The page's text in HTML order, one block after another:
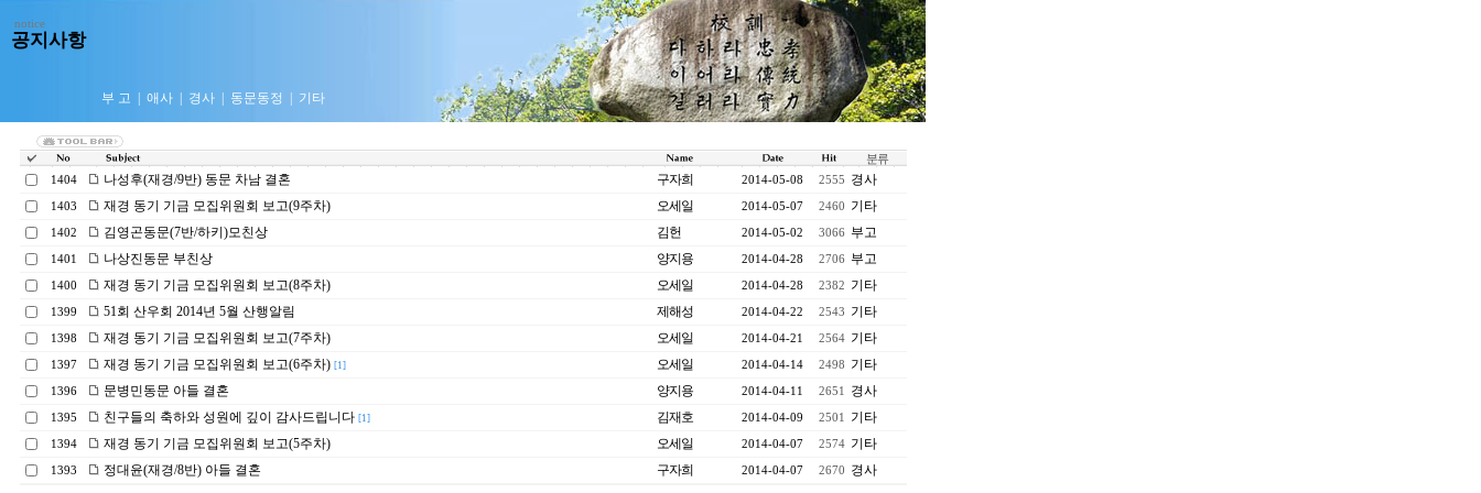
notice
공지사항
부 고 애사 경사 동문동정 기타
분류
1404
나성후(재경/9반) 동문 차남 결혼 구자희 2014-05-08 2555 경사
1403 재경 동기 기금 모집위원회 보고(9주차) 오세일 2014-05-07 2460 기타
1402 김영곤동문(7반/하키)모친상 김헌 2014-05-02 3066 부고
1401 나상진동문 부친상 양지용 2014-04-28 2706 부고
1400 재경 동기 기금 모집위원회 보고(8주차) 오세일 2014-04-28 2382 기타
1399 51회 산우회 2014년 5월 산행알림 제해성 2014-04-22 2543 기타
1398 재경 동기 기금 모집위원회 보고(7주차) 오세일 2014-04-21 2564 기타
1397 재경 동기 기금 모집위원회 보고(6주차) [1] 오세일 2014-04-14 2498 기타
1396 문병민동문 아들 결혼 양지용 2014-04-11 2651 경사
1395 친구들의 축하와 성원에 깊이 감사드립니다 [1] 김재호 2014-04-09 2501 기타
1394 재경 동기 기금 모집위원회 보고(5주차) 오세일 2014-04-07 2574 기타
1393 정대윤(재경/8반) 아들 결혼 구자희 2014-04-07 2670 경사